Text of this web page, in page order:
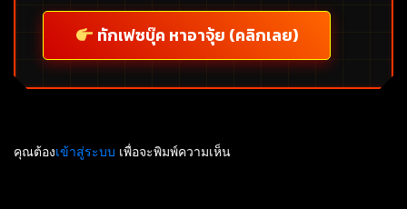
ทักเฟซบุ๊ค หาอาจุ้ย (คลิกเลย)
คุณต้องเข้าสู่ระบบ เพื่อจะพิมพ์ความเห็น